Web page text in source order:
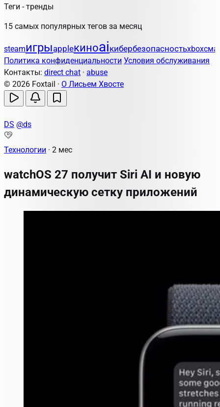
Теги - тренды
15 самых популярных тегов за месяц
steamигрыappleкиноaiкибербезопасностьxbox
Политика конфиденциальности Условия обслуживания
Контакты: direct chat · abuse
© 2026 Foxtail · О Лисьем Хвосте
DS @ds
Технологии · 2 мес
watchOS 27 получит Siri AI и новую
динамическую сетку приложений